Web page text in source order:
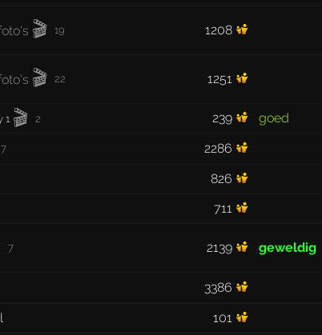
🎬 19 1208
🎬 22 1251
1 🎬 2 239 goed
7 2286
826
711
7 2139 geweldig
3386
101